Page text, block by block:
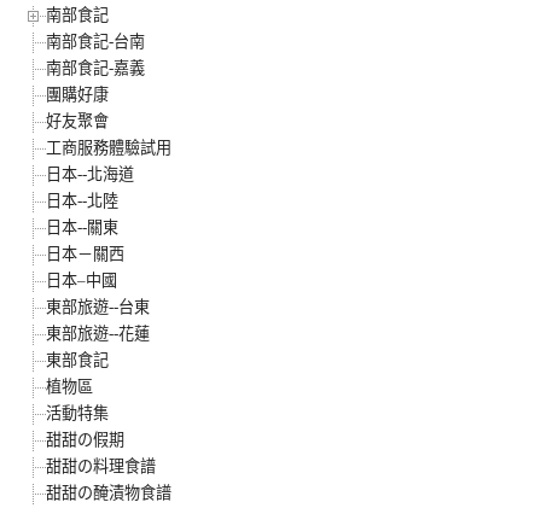
南部食記
南部食記-台南
南部食記-嘉義
團購好康
好友聚會
工商服務體驗試用
日本--北海道
日本--北陸
日本--關東
日本－關西
日本–中國
東部旅遊--台東
東部旅遊--花蓮
東部食記
植物區
活動特集
甜甜の假期
甜甜の料理食譜
甜甜の醃漬物食譜